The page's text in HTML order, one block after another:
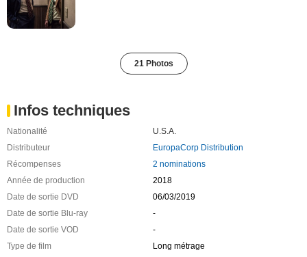
21 Photos
Infos techniques
Nationalité
U.S.A.
Distributeur
EuropaCorp Distribution
Récompenses
2 nominations
Année de production
2018
Date de sortie DVD
06/03/2019
Date de sortie Blu-ray
-
Date de sortie VOD
-
Type de film
Long métrage